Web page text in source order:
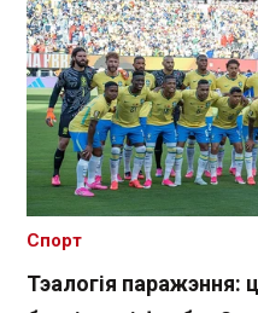
Тэалогія паражэння:
Спорт